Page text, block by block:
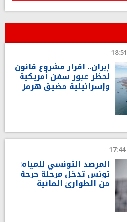
إيران.. اقرار مشروع قانون
لحظر عبور سفن أمريكية
وإسرائيلية مضيق هرمز
المرصد التونسي للمياه:
تونس تدخل مرحلة حرجة
من الطوارئ المائية